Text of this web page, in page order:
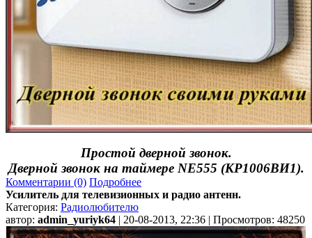
Простой дверной звонок.
Дверной звонок на таймере NE555 (КР1006ВИ1).
Комментарии (0) Подробнее
Усилитель для телевизионных и радио антенн.
Категория: Радиолюбителю
автор: admin_yuriyk64 | 20-08-2013, 22:36 | Просмотров: 48250